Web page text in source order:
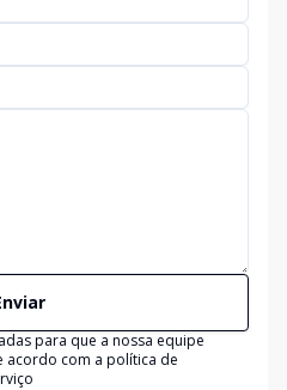
para que a nossa equipe
acordo com a política de